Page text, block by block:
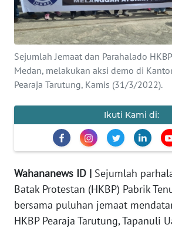
Sejumlah Jemaat dan Parahalado
Medan, melakukan aksi demo di
Pearaja Tarutung, Kamis (31/3/2022).
Ikuti Kami di:
Wahananews ID | Sejumlah
Batak Protestan (HKBP) Pabrik
bersama puluhan jemaat
HKBP Pearaja Tarutung, Tapanuli
INDEKS
BERITA
KONTAK
KAMI
INFO
PEDOMAN
MEDIA
SIBER